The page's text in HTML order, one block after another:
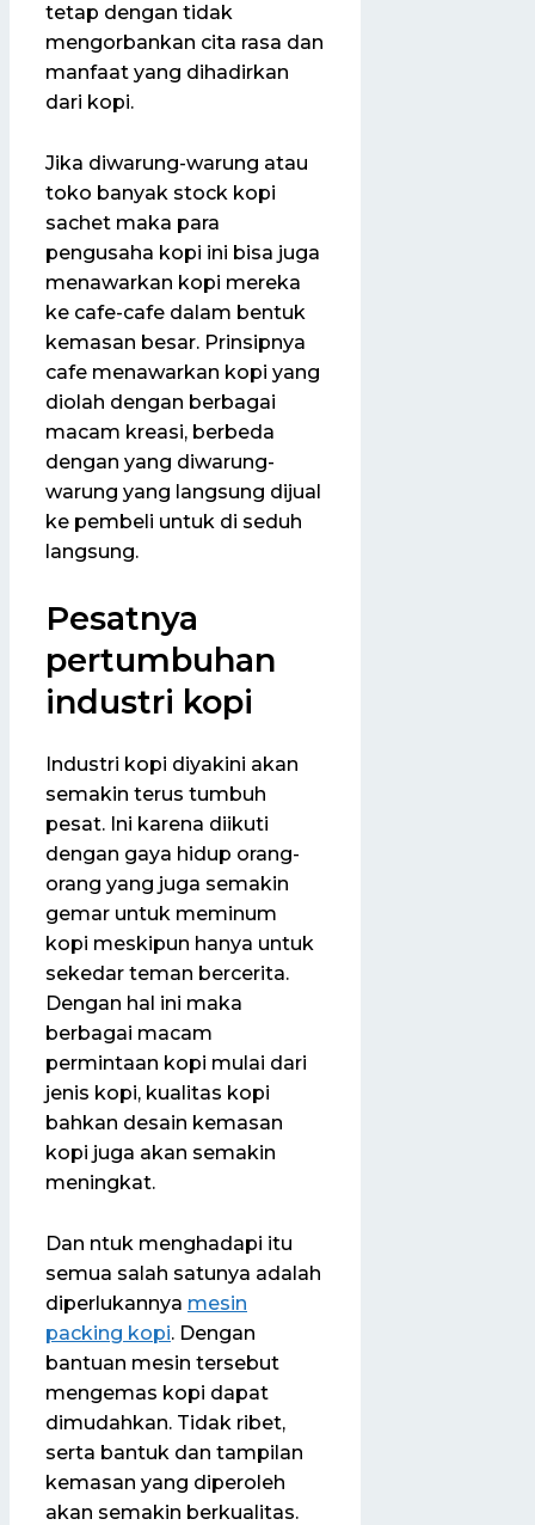
tetap dengan tidak
mengorbankan cita rasa dan
manfaat yang dihadirkan
dari kopi.
Jika diwarung-warung atau
toko banyak stock kopi
sachet maka para
pengusaha kopi ini bisa juga
menawarkan kopi mereka
ke cafe-cafe dalam bentuk
kemasan besar. Prinsipnya
cafe menawarkan kopi yang
diolah dengan berbagai
macam kreasi, berbeda
dengan yang diwarung-
warung yang langsung dijual
ke pembeli untuk di seduh
langsung.
Pesatnya
pertumbuhan
industri kopi
Industri kopi diyakini akan
semakin terus tumbuh
pesat. Ini karena diikuti
dengan gaya hidup orang-
orang yang juga semakin
gemar untuk meminum
kopi meskipun hanya untuk
sekedar teman bercerita.
Dengan hal ini maka
berbagai macam
permintaan kopi mulai dari
jenis kopi, kualitas kopi
bahkan desain kemasan
kopi juga akan semakin
meningkat.
Dan ntuk menghadapi itu
semua salah satunya adalah
diperlukannya mesin
packing kopi. Dengan
bantuan mesin tersebut
mengemas kopi dapat
dimudahkan. Tidak ribet,
serta bantuk dan tampilan
kemasan yang diperoleh
akan semakin berkualitas.